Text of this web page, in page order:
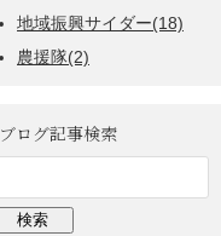
地域振興サイダー(18)
農援隊(2)
ブログ記事検索